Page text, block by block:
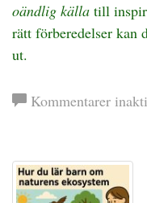
oändlig källa till
rätt förberedelser kan
ut.
Kommentarer